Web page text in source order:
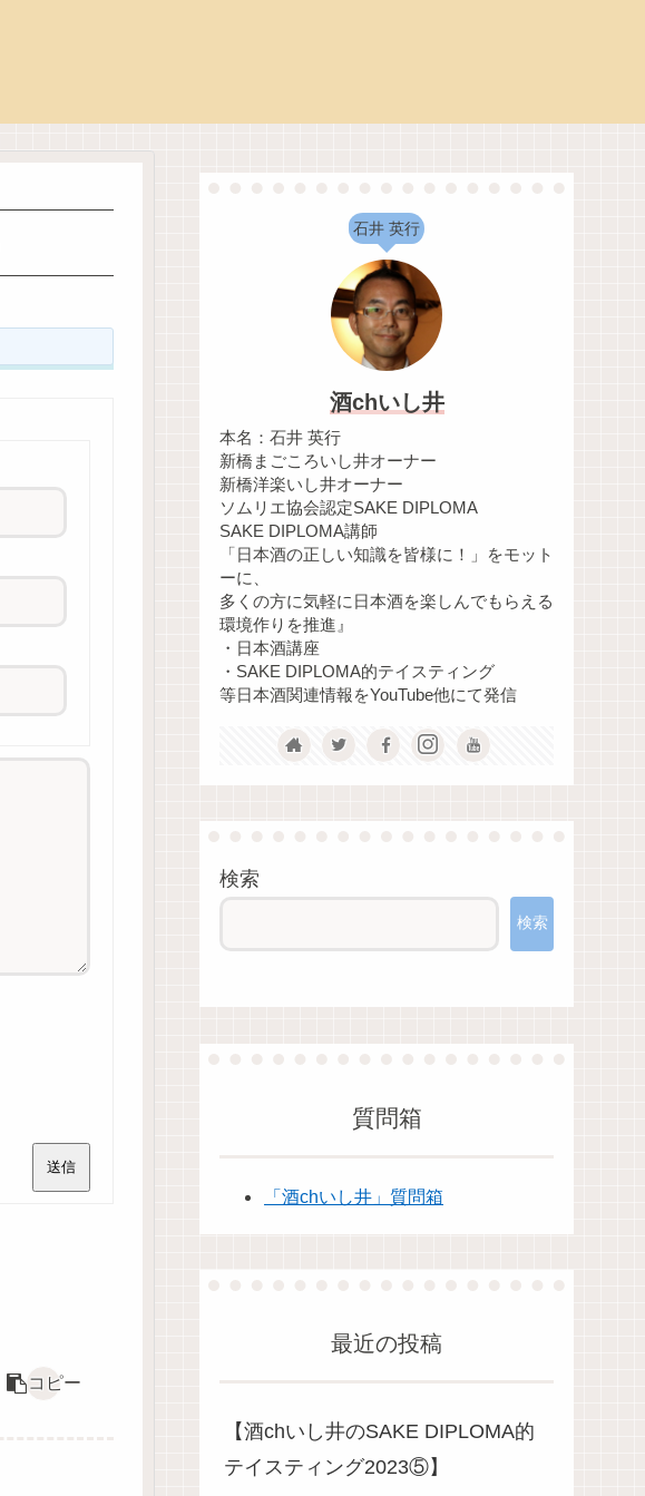
送信
コピー
石井 英行
酒chいし井
本名：石井 英行
新橋まごころいし井オーナー
新橋洋楽いし井オーナー
ソムリエ協会認定SAKE DIPLOMA
SAKE DIPLOMA講師
「日本酒の正しい知識を皆様に！」をモット
ーに、
多くの方に気軽に日本酒を楽しんでもらえる
環境作りを推進』
・日本酒講座
・SAKE DIPLOMA的テイスティング
等日本酒関連情報をYouTube他にて発信
検索
検索
質問箱
「酒chいし井」質問箱
最近の投稿
【酒chいし井のSAKE DIPLOMA的
テイスティング2023⑤】